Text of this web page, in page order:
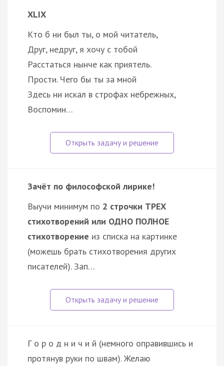
XLIX
Кто б ни был ты, о мой читатель,
Друг, недруг, я хочу с тобой
Расстаться нынче как приятель.
Прости. Чего бы ты за мной
Здесь ни искал в строфах небрежных,
Воспомин…
Зачёт по философской лирике!
Выучи минимум по 2 строчки ТРЕХ
стихотворений или ОДНО ПОЛНОЕ
стихотворение из списка на картинке
(можешь брать стихотворения других
писателей). Зап…
Г о р о д н и ч и й (немного оправившись и
протянув руки по швам). Желаю